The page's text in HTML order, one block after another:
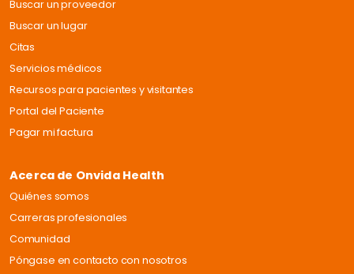
Buscar un proveedor
Buscar un lugar
Citas
Servicios médicos
Recursos para pacientes y visitantes
Portal del Paciente
Pagar mi factura
Acerca de Onvida Health
Quiénes somos
Carreras profesionales
Comunidad
Póngase en contacto con nosotros